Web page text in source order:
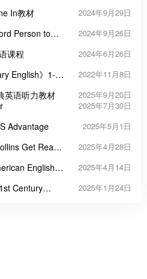
In教材 2024年9月29日
Person to
2024年9月26日
课程 2024年6月26日
English》1-6
2022年11月8日
英语听力教材 2025年9月20日
2025年7月30日
Advantage 2025年5月1日
Get Ready
2025年4月28日
English
2025年4月14日
Century
2025年1月24日